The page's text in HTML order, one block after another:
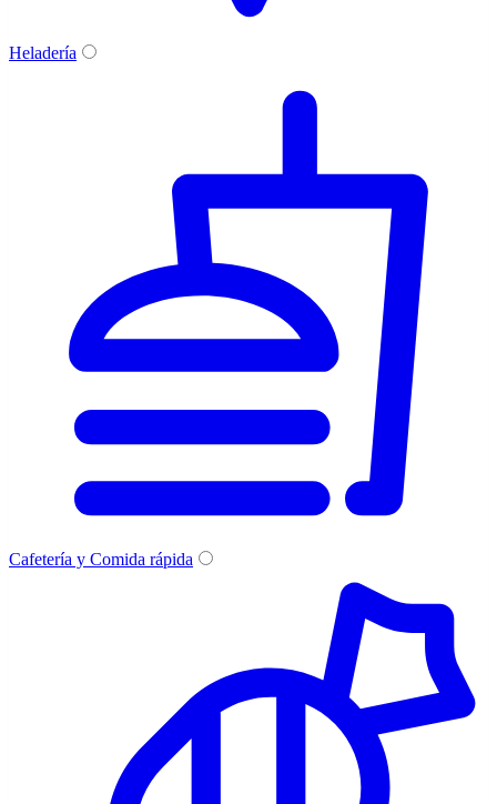
Heladería
Cafetería y Comida rápida